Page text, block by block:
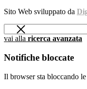
Sito Web sviluppato da
vai alla ricerca avanzata
Notifiche bloccate
Il browser sta bloccando